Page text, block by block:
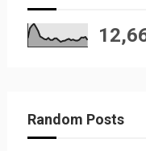
Random Posts